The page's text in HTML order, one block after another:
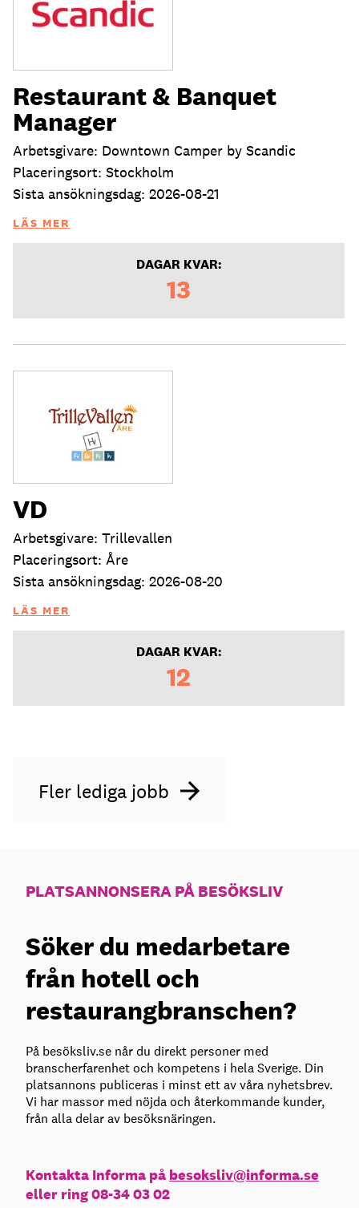
Restaurant & Banquet
Manager
Arbetsgivare: Downtown Camper by Scandic
Placeringsort: Stockholm
Sista ansökningsdag: 2026-08-21
LÄS MER
DAGAR KVAR:
13
VD
Arbetsgivare: Trillevallen
Placeringsort: Åre
Sista ansökningsdag: 2026-08-20
LÄS MER
DAGAR KVAR:
12
Fler lediga jobb
PLATSANNONSERA PÅ BESÖKSLIV
Söker du medarbetare
från hotell och
restaurangbranschen?
På besöksliv.se når du direkt personer med
branscherfarenhet och kompetens i hela Sverige. Din
platsannons publiceras i minst ett av våra nyhetsbrev.
Vi har massor med nöjda och återkommande kunder,
från alla delar av besöksnäringen.
Kontakta Informa på besoksliv@informa.se
eller ring 08-34 03 02